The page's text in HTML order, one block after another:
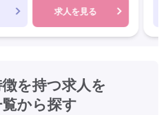
求人を見る
を持つ求人を
から探す